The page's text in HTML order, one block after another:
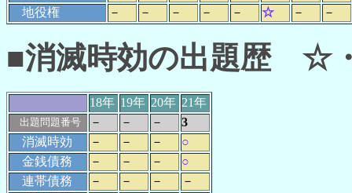
地役権
－ － － － － ☆ － －
■消滅時効の出題歴 ☆
18年 19年 20年 21年
出題問題番号 － － －
3
消滅時効
－ － －
○
金銭債務
－ － －
○
連帯債務
－ － －
－